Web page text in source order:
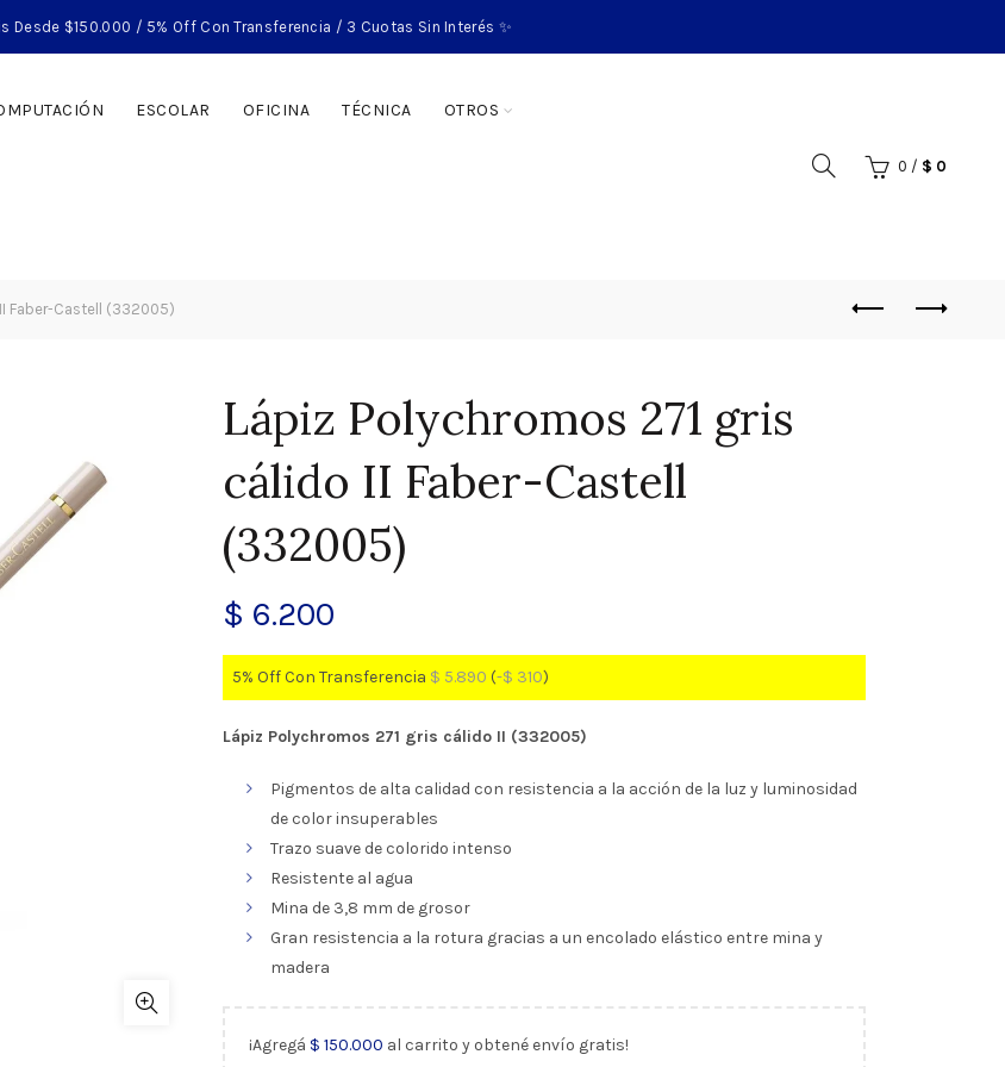
Desde $150.000 / 5% Off Con Transferencia / 3 Cuotas Sin Interés ✨
ESCOLAR OFICINA TÉCNICA OTROS
0 / $ 0
Faber-Castell (332005)
Lápiz Polychromos 271 gris
cálido II Faber-Castell
(332005)
$ 6.200
5% Off Con Transferencia $ 5.890 (-$ 310)
Lápiz Polychromos 271 gris cálido II (332005)
Pigmentos de alta calidad con resistencia a la acción de la luz y luminosidad
de color insuperables
Trazo suave de colorido intenso
Resistente al agua
Mina de 3,8 mm de grosor
Gran resistencia a la rotura gracias a un encolado elástico entre mina y
madera
¡Agregá $ 150.000 al carrito y obtené envío gratis!